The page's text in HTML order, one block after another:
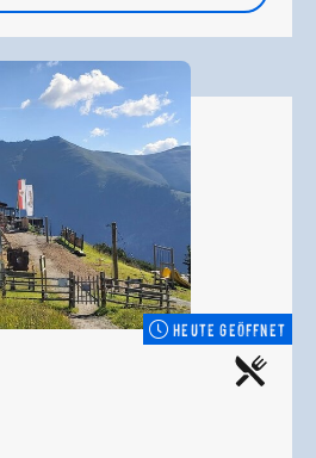
HEUTE GEÖFFNET